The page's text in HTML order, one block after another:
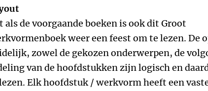
als de voorgaande boeken is ook dit Groot
weer een feest om te lezen. De
zowel de gekozen onderwerpen, de
van de hoofdstukken zijn logisch en
Elk hoofdstuk / werkvorm heeft een